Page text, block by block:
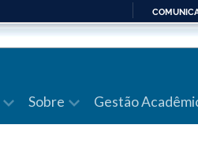
Sobre Gestão